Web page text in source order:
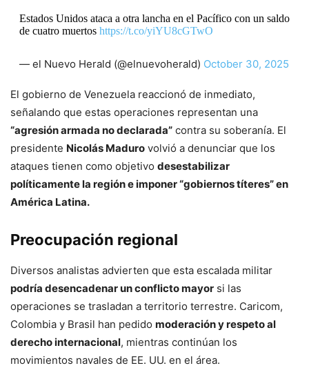
Estados Unidos ataca a otra lancha en el Pacífico con un saldo
de cuatro muertos https://t.co/yiYU8cGTwO
— el Nuevo Herald (@elnuevoherald) October 30, 2025
El gobierno de Venezuela reaccionó de inmediato,
señalando que estas operaciones representan una
“agresión armada no declarada” contra su soberanía. El
presidente Nicolás Maduro volvió a denunciar que los
ataques tienen como objetivo desestabilizar
políticamente la región e imponer “gobiernos títeres” en
América Latina.
Preocupación regional
Diversos analistas advierten que esta escalada militar
podría desencadenar un conflicto mayor si las
operaciones se trasladan a territorio terrestre. Caricom,
Colombia y Brasil han pedido moderación y respeto al
derecho internacional, mientras continúan los
movimientos navales de EE. UU. en el área.